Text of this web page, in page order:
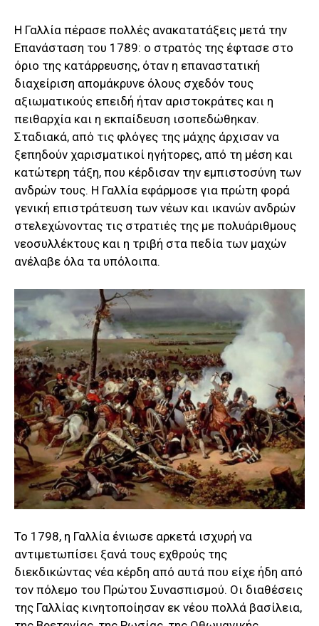
Η Γαλλία πέρασε πολλές ανακατατάξεις μετά την
Επανάσταση του 1789: ο στρατός της έφτασε στο
όριο της κατάρρευσης, όταν η επαναστατική
διαχείριση απομάκρυνε όλους σχεδόν τους
αξιωματικούς επειδή ήταν αριστοκράτες και η
πειθαρχία και η εκπαίδευση ισοπεδώθηκαν.
Σταδιακά, από τις φλόγες της μάχης άρχισαν να
ξεπηδούν χαρισματικοί ηγήτορες, από τη μέση και
κατώτερη τάξη, που κέρδισαν την εμπιστοσύνη των
ανδρών τους. Η Γαλλία εφάρμοσε για πρώτη φορά
γενική επιστράτευση των νέων και ικανών ανδρών
στελεχώνοντας τις στρατιές της με πολυάριθμους
νεοσυλλέκτους και η τριβή στα πεδία των μαχών
ανέλαβε όλα τα υπόλοιπα.
Το 1798, η Γαλλία ένιωσε αρκετά ισχυρή να
αντιμετωπίσει ξανά τους εχθρούς της
διεκδικώντας νέα κέρδη από αυτά που είχε ήδη από
τον πόλεμο του Πρώτου Συνασπισμού. Οι διαθέσεις
της Γαλλίας κινητοποίησαν εκ νέου πολλά βασίλεια,